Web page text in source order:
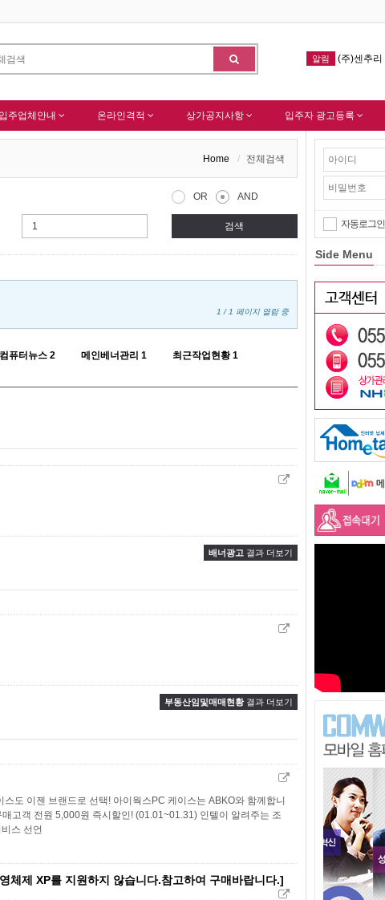
원님 가입을 축하드립니다 ! (주)센추리 회원님 회원가입 감사드립니다.
입주업체안내 온라인격적 상가공지사항 입주자 광고등록
Home 전체검색
OR AND
검색
1 / 1 페이지 열람 중
컴퓨터뉴스 2 메인베너관리 1 최근작업현황 1
배너광고 결과 더보기
부동산임및매매현황결과 더보기
도 이젠 브랜드로 선택! 아이웍스PC 케이스는 ABKO와 함께합니
고객 전원 5,000원 즉시할인! (01.01~01.31) 인텔이 알려주는 조
스 선언
체제 XP를 지원하지 않습니다.참고하여 구매바랍니다.]
자동로그인
Side Menu